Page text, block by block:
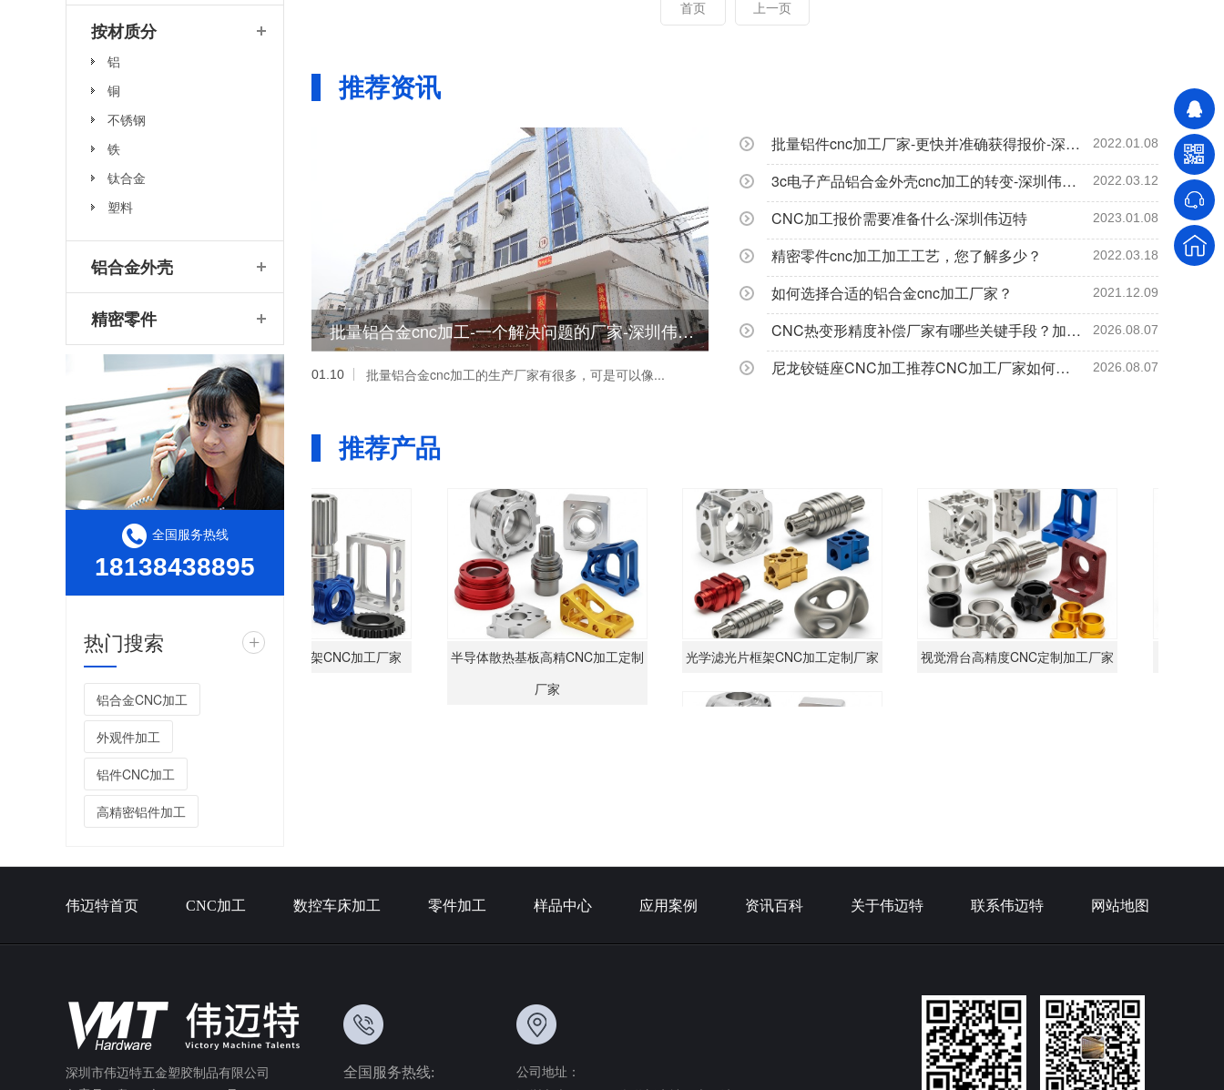
首页 上一页
推荐资讯
批量铝合金cnc加工-一个解决问题的厂家-深圳伟迈特
01.10 批量铝合金cnc加工的生产厂家有很多，可是可以像...
批量铝件cnc加工厂家-更快并准确获得报价-深圳伟迈特 2022.01.08
3c电子产品铝合金外壳cnc加工的转变-深圳伟迈特 2022.03.12
CNC加工报价需要准备什么-深圳伟迈特 2023.01.08
精密零件cnc加工加工工艺，您了解多少？ 2022.03.18
如何选择合适的铝合金cnc加工厂家？ 2021.12.09
CNC热变形精度补偿厂家有哪些关键手段？加工厂3个要点保批量精度 2026.08.07
尼龙铰链座CNC加工推荐CNC加工厂家如何保证控制要点判断方法5项指标 2026.08.07
推荐产品
高精度CNC定制加工厂家 高精万向调节支架CNC加工厂家
半导体散热基板高精CNC加工定制
厂家
光学滤光片框架CNC加工定制厂家 视觉滑台高精度CNC定制加工厂家
按材质分
铝
铜
不锈钢
铁
钛合金
塑料
铝合金外壳
精密零件
全国服务热线
18138438895
热门搜索 +
铝合金CNC加工
外观件加工
铝件CNC加工
高精密铝件加工
伟迈特首页 CNC加工 数控车床加工 零件加工 样品中心 应用案例 资讯百科 关于伟迈特 联系伟迈特 网站地图
深圳市伟迈特五金塑胶制品有限公司
全国服务热线:
公司地址：